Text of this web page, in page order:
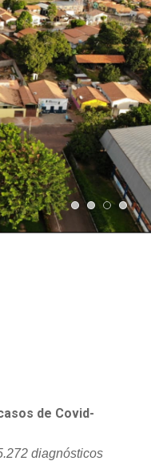
de Covid-
diagnósticos